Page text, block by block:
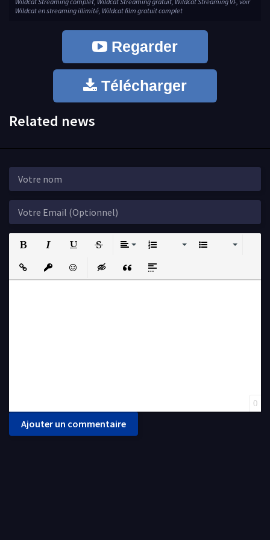
Wildcat en streaming illimité, Wildcat film gratuit complet
Regarder
Télécharger
Related news
Strikethrough
Insert LinkInsert protected link
EmoticonsInsert hidden text
Insert QuoteInsert spoiler
0
Ajouter un commentaire